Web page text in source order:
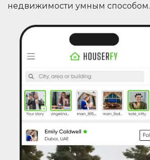
недвижимости умным способом.